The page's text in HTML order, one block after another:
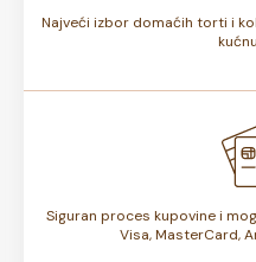
Najveći izbor domaćih torti i
Siguran proces kupovine i
Visa, MasterCard,